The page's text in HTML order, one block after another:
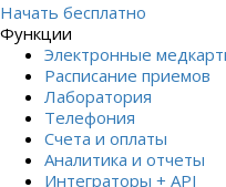
Начать бесплатно
Функции
Электронные
Расписание приемов
Лаборатория
Телефония
Счета и оплаты
Аналитика и отчеты
Интеграторы + API